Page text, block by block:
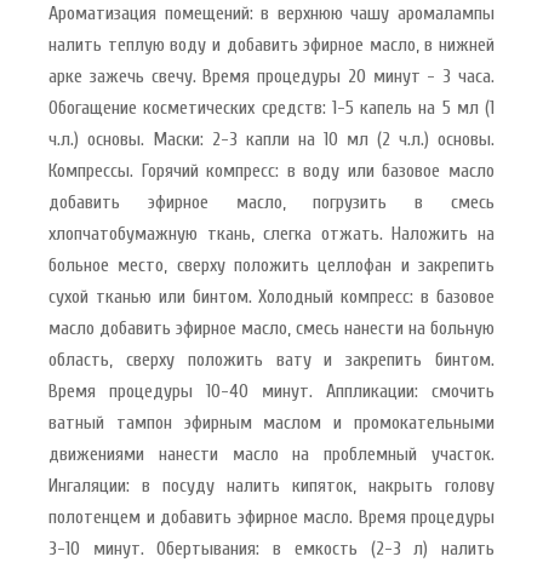
Ароматизация помещений: в верхнюю чашу аромалампы
налить теплую воду и добавить эфирное масло, в нижней
арке зажечь свечу. Время процедуры 20 минут - 3 часа.
Обогащение косметических средств: 1-5 капель на 5 мл (1
ч.л.) основы. Маски: 2-3 капли на 10 мл (2 ч.л.) основы.
Компрессы. Горячий компресс: в воду или базовое масло
добавить эфирное масло, погрузить в смесь
хлопчатобумажную ткань, слегка отжать. Наложить на
больное место, сверху положить целлофан и закрепить
сухой тканью или бинтом. Холодный компресс: в базовое
масло добавить эфирное масло, смесь нанести на больную
область, сверху положить вату и закрепить бинтом.
Время процедуры 10-40 минут. Аппликации: смочить
ватный тампон эфирным маслом и промокательными
движениями нанести масло на проблемный участок.
Ингаляции: в посуду налить кипяток, накрыть голову
полотенцем и добавить эфирное масло. Время процедуры
3-10 минут. Обертывания: в емкость (2-3 л) налить